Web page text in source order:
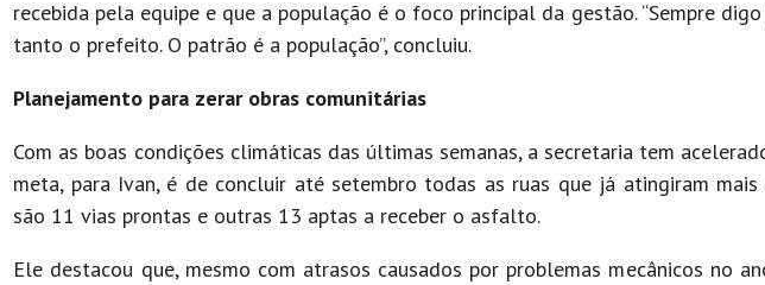
recebida pela equipe e que a população é o foco principal da gestão. “Sempre
tanto o prefeito. O patrão é a população”, concluiu.
Planejamento para zerar obras comunitárias
Com as boas condições climáticas das últimas semanas, a secretaria tem
meta, para Ivan, é de concluir até setembro todas as ruas que já atingiram
são 11 vias prontas e outras 13 aptas a receber o asfalto.
Ele destacou que, mesmo com atrasos causados por problemas mecânicos no